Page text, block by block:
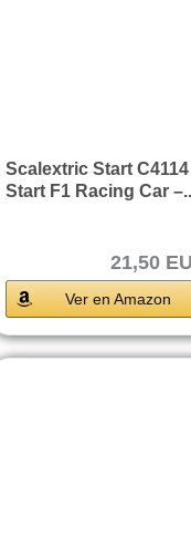
Scalextric Start C4114
Start F1 Racing Car
21,50
Ver en Amazon